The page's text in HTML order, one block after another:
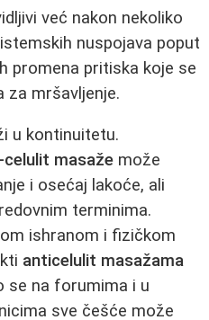
već nakon nekoliko
nuspojava poput
promena pritiska koje se
za mršavljenje.
u kontinuitetu.
celulit masaže može
i osećaj lakoće, ali
terminima.
ishranom i fizičkom
anticelulit masažama
se na forumima i u
sve češće može